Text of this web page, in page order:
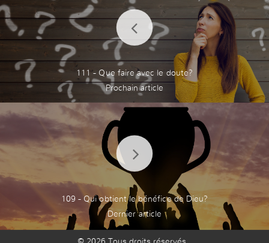
111 - Que faire avec le doute?
109 - Qui obtient le bénéfice de Dieu?